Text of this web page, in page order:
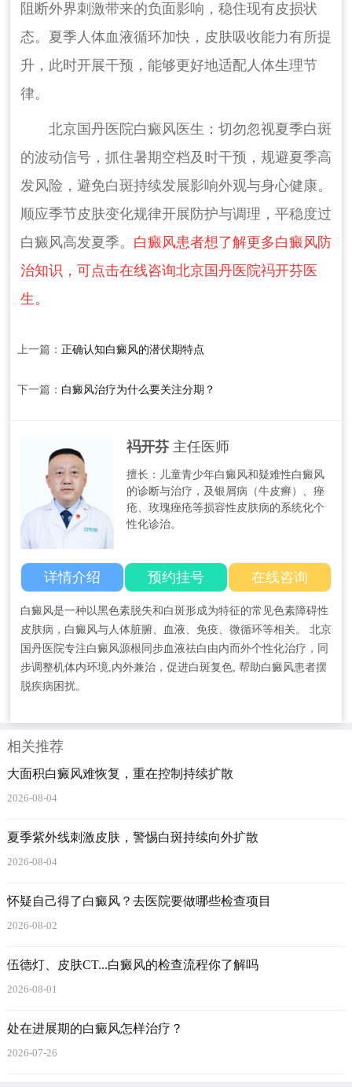
阻断外界刺激带来的负面影响，稳住现有皮损状
态。夏季人体血液循环加快，皮肤吸收能力有所提
升，此时开展干预，能够更好地适配人体生理节
律。
北京国丹医院白癜风医生：切勿忽视夏季白斑
的波动信号，抓住暑期空档及时干预，规避夏季高
发风险，避免白斑持续发展影响外观与身心健康。
顺应季节皮肤变化规律开展防护与调理，平稳度过
白癜风高发夏季。 白癜风患者想了解更多白癜风防
治知识，可点击在线咨询北京国丹医院祃开芬医
生。
上一篇： 正确认知白癜风的潜伏期特点
下一篇： 白癜风治疗为什么要关注分期？
祃开芬 主任医师
擅长：儿童青少年白癜风和疑难性白癜风
的诊断与治疗，及银屑病（牛皮癣）、痤
疮、玫瑰痤疮等损容性皮肤病的系统化个
性化诊治。
详情介绍 预约挂号 在线咨询
白癜风是一种以黑色素脱失和白斑形成为特征的常见色素障碍性
皮肤病，白癜风与人体脏腑、血液、免疫、微循环等相关。 北京
国丹医院专注白癜风源根同步血液祛白由内而外个性化治疗，同
步调整机体内环境,内外兼治，促进白斑复色, 帮助白癜风患者摆
脱疾病困扰。
相关推荐
大面积白癜风难恢复，重在控制持续扩散
2026-08-04
夏季紫外线刺激皮肤，警惕白斑持续向外扩散
2026-08-04
怀疑自己得了白癜风？去医院要做哪些检查项目
2026-08-02
伍德灯、皮肤CT...白癜风的检查流程你了解吗
2026-08-01
处在进展期的白癜风怎样治疗？
2026-07-26